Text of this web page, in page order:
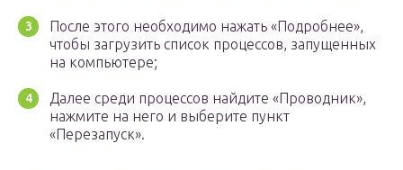
После этого необходимо нажать «Подробнее»,
чтобы загрузить список процессов, запущенных
на компьютере;
Далее среди процессов найдите «Проводник»,
нажмите на него и выберите пункт
«Перезапуск».